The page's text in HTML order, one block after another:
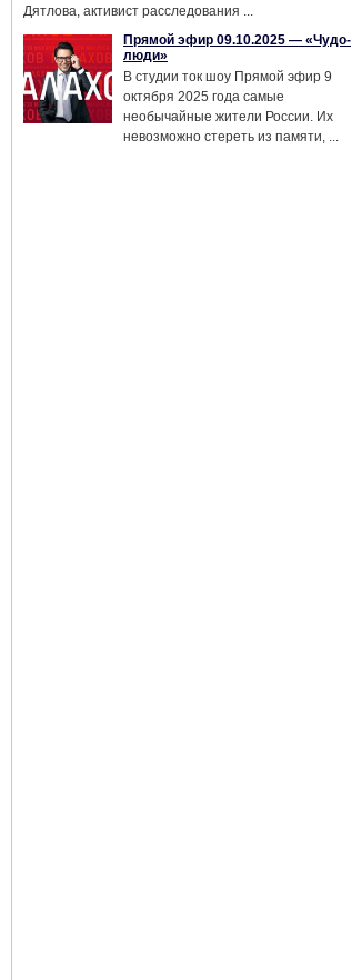
Дятлова, активист расследования ...
Прямой эфир 09.10.2025 — «Чудо-
люди»
В студии ток шоу Прямой эфир 9
октября 2025 года самые
необычайные жители России. Их
невозможно стереть из памяти, ...